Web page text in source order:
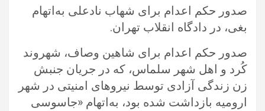
صدور حکم اعدام برای شهاب نادعلی به‌اتهام
بغی، در دادگاه انقلاب تهران.‏
صدور حکم اعدام برای شاهین وصاف، شهروند
کُرد و اهل شهر سلماس، که در جریان جنبش
زن زندگی آزادی توسط نیروهای امنیتی در ‏شهر
ارومیه بازداشت شده بود، به‌اتهام «جاسوسی